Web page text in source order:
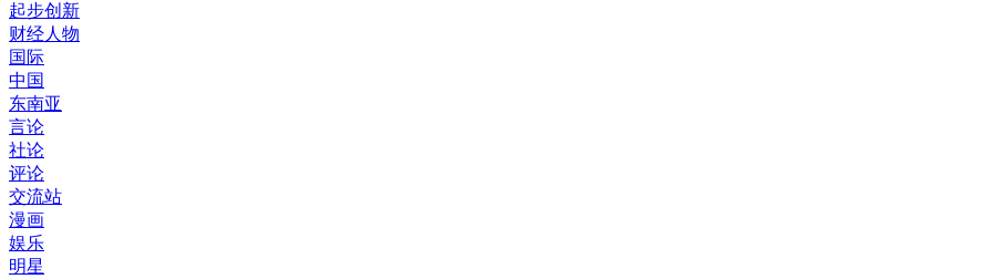
起步创新
财经人物
国际
中国
东南亚
言论
社论
评论
交流站
漫画
娱乐
明星